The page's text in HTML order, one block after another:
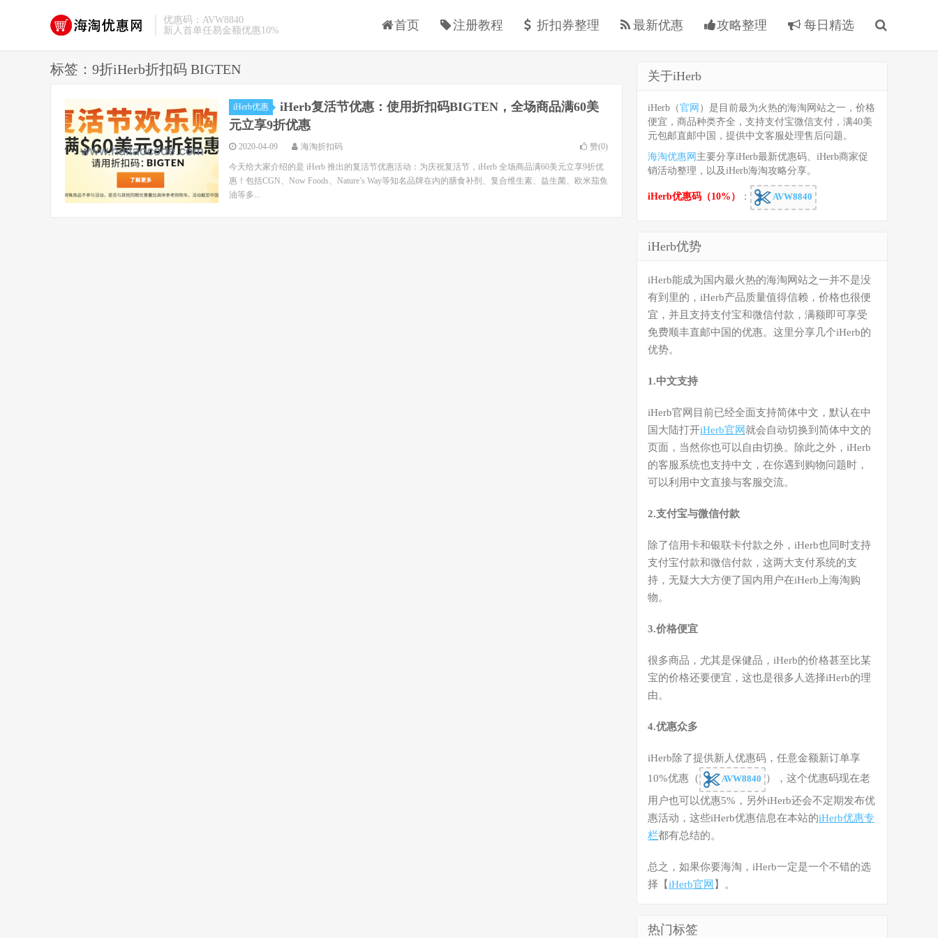
优惠码：AVW8840
新人首单任易金额优惠10%
首页 注册教程 折扣券整理 最新优惠 攻略整理 每日精选
标签：9折iHerb折扣码 BIGTEN
iHerb优惠
iHerb复活节优惠：使用折扣码BIGTEN，全场商品满60美
元立享9折优惠
2020-04-09 海淘折扣码 赞(0)
今天给大家介绍的是 iHerb 推出的复活节优惠活动：为庆祝复活节，iHerb 全场商品满60美元立享9折优
惠！包括CGN、Now Foods、Nature’s Way等知名品牌在内的膳食补剂、复合维生素、益生菌、欧米茄鱼
油等多...
关于iHerb
iHerb（官网 ）是目前最为火热的海淘网站之一，价格
便宜，商品种类齐全，支持支付宝微信支付，满40美
元包邮直邮中国，提供中文客服处理售后问题。
海淘优惠网 主要分享iHerb最新优惠码、iHerb商家促
销活动整理，以及iHerb海淘攻略分享。
iHerb优惠码（10%） ： AVW8840
iHerb优势
iHerb能成为国内最火热的海淘网站之一并不是没
有到里的，iHerb产品质量值得信赖，价格也很便
宜，并且支持支付宝和微信付款，满额即可享受
免费顺丰直邮中国的优惠。这里分享几个iHerb的
优势。
1.中文支持
iHerb官网目前已经全面支持简体中文，默认在中
国大陆打开iHerb官网 就会自动切换到简体中文的
页面，当然你也可以自由切换。除此之外，iHerb
的客服系统也支持中文，在你遇到购物问题时，
可以利用中文直接与客服交流。
2.支付宝与微信付款
除了信用卡和银联卡付款之外，iHerb也同时支持
支付宝付款和微信付款，这两大支付系统的支
持，无疑大大方便了国内用户在iHerb上海淘购
物。
3.价格便宜
很多商品，尤其是保健品，iHerb的价格甚至比某
宝的价格还要便宜，这也是很多人选择iHerb的理
由。
4.优惠众多
iHerb除了提供新人优惠码，任意金额新订单享
10%优惠（
AVW8840 ），这个优惠码现在老
用户也可以优惠5%，另外iHerb还会不定期发布优
惠活动，这些iHerb优惠信息在本站的iHerb优惠专
栏都有总结的。
总之，如果你要海淘，iHerb一定是一个不错的选
择【iHerb官网 】。
热门标签